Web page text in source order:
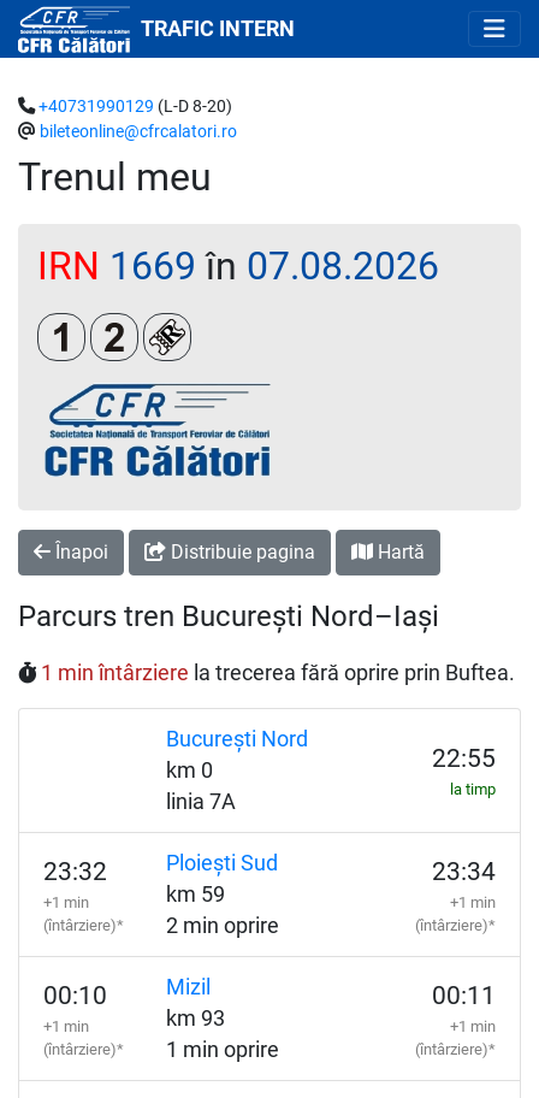
TRAFIC INTERN
Trenul meu
+40731990129 (L-D 8-20)
bileteonline@cfrcalatori.ro
IRN 1669 în 07.08.2026
Clasa 1Clasa a 2-aLoc rezervat (biletul se emite
Înapoi Distribuie pagina Hartă
Parcurs tren București Nord–Iași
1 min întârziere la trecerea fără oprire prin Buftea.
București Nord
km 0
linia 7A
22:55
la timp
23:32
+1 min
(întârziere)*
Ploiești Sud
km 59
2 min oprire
23:34
+1 min
(întârziere)*
00:10
+1 min
(întârziere)*
Mizil
km 93
1 min oprire
00:11
+1 min
(întârziere)*